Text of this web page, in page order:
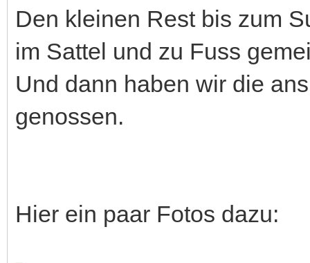
Den kleinen Rest bis zum
im Sattel und zu Fuss
Und dann haben wir die
genossen.
Hier ein paar Fotos dazu: